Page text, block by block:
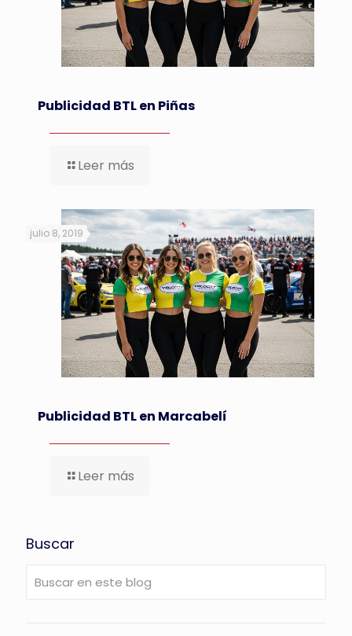
Publicidad BTL en Piñas
Leer más
julio 8, 2019
Publicidad BTL en Marcabelí
Leer más
Buscar